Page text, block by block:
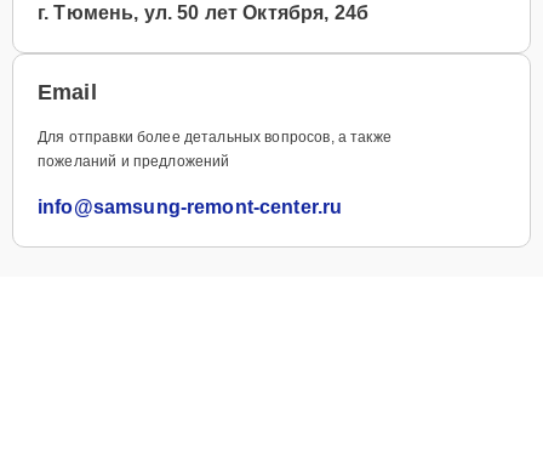
г. Тюмень, ул. 50 лет Октября, 24б
Email
Для отправки более детальных вопросов, а также
пожеланий и предложений
info@samsung-remont-center.ru